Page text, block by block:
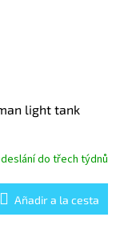
light tank
do třech týdnů
Añadir a la cesta